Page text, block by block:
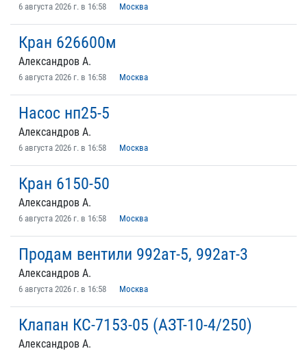
6 августа 2026 г. в 16:58 Москва
Кран 626600м
Александров А.
6 августа 2026 г. в 16:58 Москва
Насос нп25-5
Александров А.
6 августа 2026 г. в 16:58 Москва
Кран 6150-50
Александров А.
6 августа 2026 г. в 16:58 Москва
Продам вентили 992ат-5, 992ат-3
Александров А.
6 августа 2026 г. в 16:58 Москва
Клапан КС-7153-05 (АЗТ-10-4/250)
Александров А.